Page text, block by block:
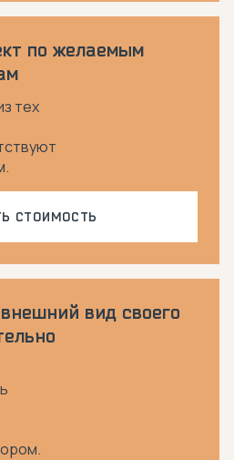
по желаемым
тех
СТОИМОСТЬ
вид своего